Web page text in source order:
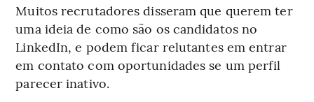
Muitos recrutadores disseram que querem ter
uma ideia de como são os candidatos no
LinkedIn, e podem ficar relutantes em entrar
em contato com oportunidades se um perfil
parecer inativo.